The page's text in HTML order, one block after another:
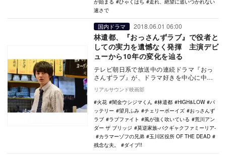
速さで
国内ドラマ 2018.06.01 06:00
林遣都、『おっさんずラブ』で役者と
しての実力を遺憾なく発揮 主演デビ
ューから10年の変化を辿る
テレビ朝日系で放送中の連続ドラマ『おっ
さんずラブ』が、ドラマ好きを中心に中毒
者を増やしている。2016年に単発放送さ
れ、今期連続…
リアルサウンド映画部
火花
闇金ウシジマくん 林遣都 HiGH&LOW
バ
ッテリー
望月ふみ チェリーボーイズ
おっさんず
ラブ
ラブファイト 風が強く吹いている
荒川アン
ダー ザ ブリッジ
莫逆家族-バクギャクファミーリア-
カラマーゾフの兄弟
玉川区役所 OF THE DEAD
残念な夫。
ダイブ!!